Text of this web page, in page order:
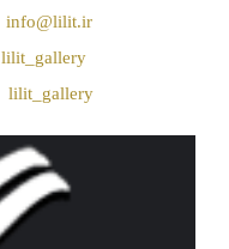
info@lilit.ir
lilit_gallery
lilit_gallery